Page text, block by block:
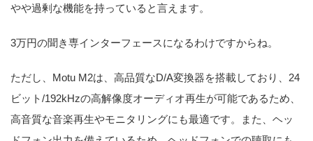
やや過剰な機能を持っていると言えます。
3万円の聞き専インターフェースになるわけですからね。
ただし、Motu M2は、高品質なD/A変換器を搭載しており、24
ビット/192kHzの高解像度オーディオ再生が可能であるため、
高音質な音楽再生やモニタリングにも最適です。また、ヘッ